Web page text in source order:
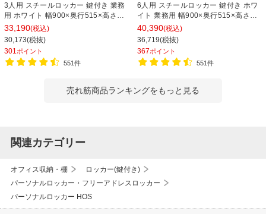
3人用 スチールロッカー 鍵付き 業務
用 ホワイト 幅900×奥行515×高さ
1790mm【国産】【完成品】 オフィ
スロッカー 下駄箱 シューズロッカー
更衣ロッカー
33,190(税込)
30,173(税抜)
301ポイント
551件
6人用 スチールロッカー 鍵付き ホワ
イト 業務用 幅900×奥行515×高さ
1790mm【国産】【完成品】 オフィ
スロッカー 下駄箱 シューズロッカー
更衣ロッカー 収納 3列2段
40,390(税込)
36,719(税抜)
367ポイント
551件
売れ筋商品ランキングをもっと見る
関連カテゴリー
オフィス収納・棚
ロッカー(鍵付き)
パーソナルロッカー・フリーアドレスロッカー
パーソナルロッカー HOS